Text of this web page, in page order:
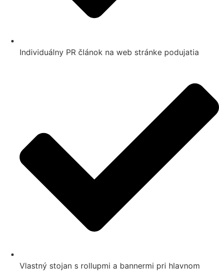
Individuálny PR článok na web stránke podujatia
Vlastný stojan s rollupmi a bannermi pri hlavnom